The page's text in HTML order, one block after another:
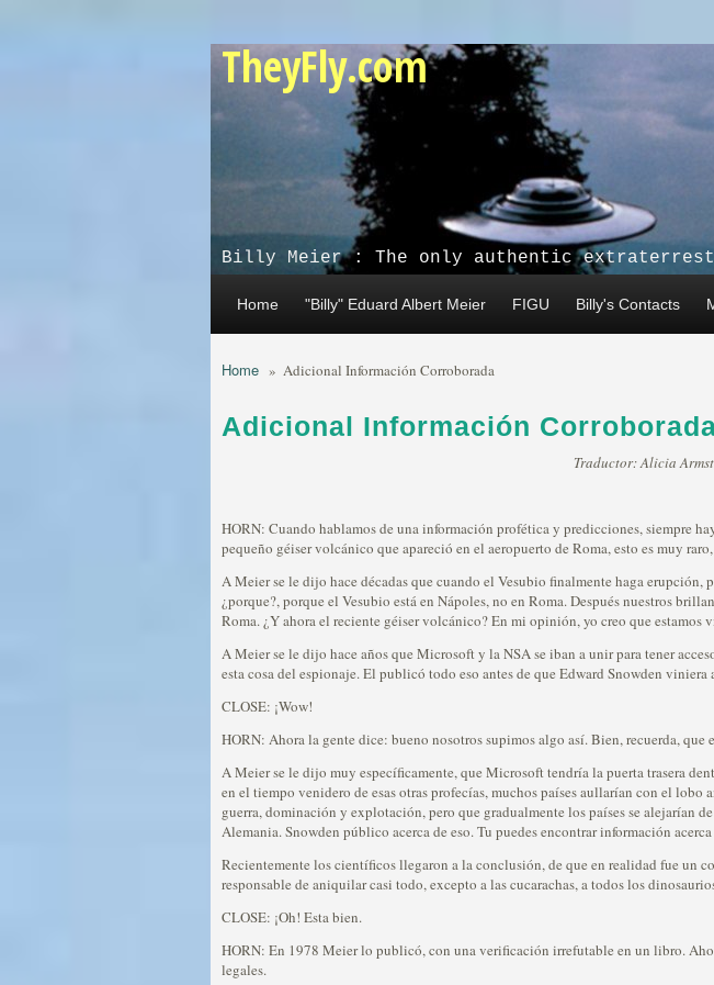
TheyFly.com
Billy Meier : The only authentic
Home "Billy" Eduard Albert Meier FIGU Billy's Contacts
Home » Adicional Información Corroborada
Adicional Información
Traductor: Alicia
HORN: Cuando hablamos de una información profética y predicciones, siempre
pequeño géiser volcánico que apareció en el aeropuerto de Roma, esto es muy
A Meier se le dijo hace décadas que cuando el Vesubio finalmente haga
¿porque?, porque el Vesubio está en Nápoles, no en Roma. Después nuestros
Roma. ¿Y ahora el reciente géiser volcánico? En mi opinión, yo creo que estamos
A Meier se le dijo hace años que Microsoft y la NSA se iban a unir para tener
esta cosa del espionaje. El publicó todo eso antes de que Edward Snowden viniera
CLOSE: ¡Wow!
HORN: Ahora la gente dice: bueno nosotros supimos algo así. Bien, recuerda,
A Meier se le dijo muy específicamente, que Microsoft tendría la puerta trasera
en el tiempo venidero de esas otras profecías, muchos países aullarían con el
guerra, dominación y explotación, pero que gradualmente los países se alejarían
Alemania. Snowden público acerca de eso. Tu puedes encontrar información
Recientemente los científicos llegaron a la conclusión, de que en realidad fue un
responsable de aniquilar casi todo, excepto a las cucarachas, a todos los
CLOSE: ¡Oh! Esta bien.
HORN: En 1978 Meier lo publicó, con una verificación irrefutable en un libro.
legales.